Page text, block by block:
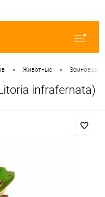
• Животные •
infrafernata)